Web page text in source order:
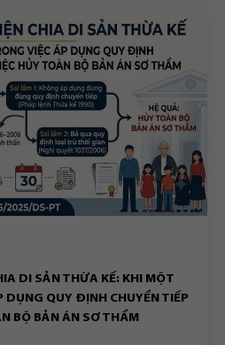
DI SẢN THỪA KẾ: KHI MỘT
DỤNG QUY ĐỊNH CHUYỂN TIẾP
BỘ BẢN ÁN SƠ THẨM